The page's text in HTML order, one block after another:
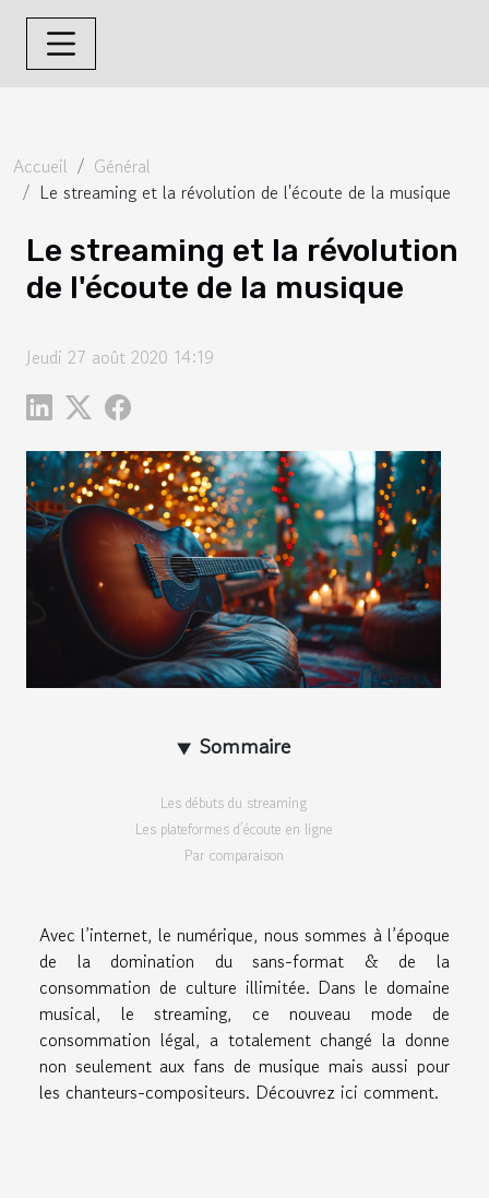
Accueil
Général
Le streaming et la révolution de l'écoute de la musique
Le streaming et la révolution
de l'écoute de la musique
Jeudi 27 août 2020 14:19
Sommaire
Les débuts du streaming
Les plateformes d’écoute en ligne
Par comparaison
Avec l’internet, le numérique, nous sommes à l’époque
de la domination du sans-format & de la
consommation de culture illimitée. Dans le domaine
musical, le streaming, ce nouveau mode de
consommation légal, a totalement changé la donne
non seulement aux fans de musique mais aussi pour
les chanteurs-compositeurs. Découvrez ici comment.